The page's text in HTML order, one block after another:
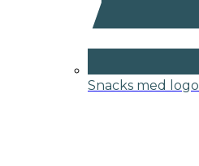
Snacks med logo